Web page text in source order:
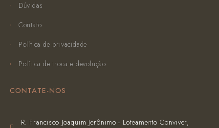
Dúvidas
Contato
Política de privacidade
Política de troca e devolução
CONTATE-NOS
R. Francisco Joaquim Jerônimo - Loteamento Conviver,